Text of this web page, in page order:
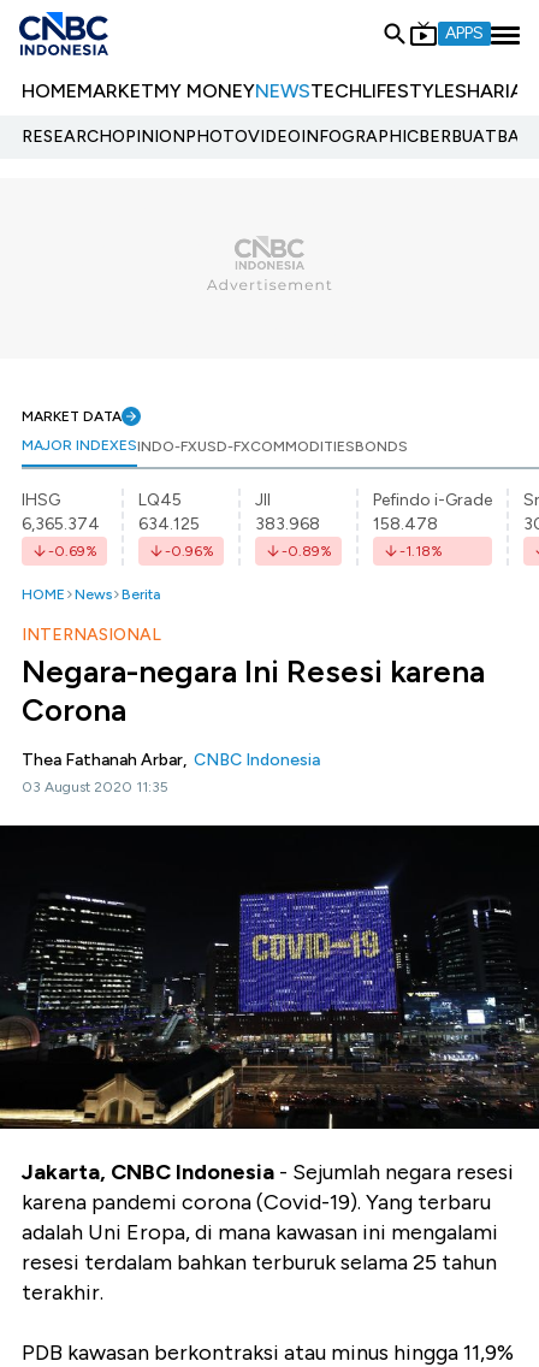
APPS
HOMEMARKETMY MONEYNEWSTECHLIFESTYLESHARIA
RESEARCHOPINIONPHOTOVIDEOINFOGRAPHIC
MARKET DATA
MAJOR INDEXESINDO-FXUSD-FXCOMMODITIESBONDS
IHSG
6,365.374
-0.69%
LQ45
634.125
-0.96%
JII
383.968
-0.89%
Pefindo i-Grade
158.478
-1.18%
HOME News Berita
INTERNASIONAL
Negara-negara Ini Resesi karena
Corona
Thea Fathanah Arbar, CNBC Indonesia
03 August 2020 11:35
Jakarta, CNBC Indonesia - Sejumlah negara resesi
karena pandemi corona (Covid-19). Yang terbaru
adalah Uni Eropa, di mana kawasan ini mengalami
resesi terdalam bahkan terburuk selama 25 tahun
terakhir.
PDB kawasan berkontraksi atau minus hingga 11,9%